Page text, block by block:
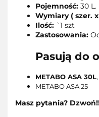
Pojemność: 30 L.
Wymiary ( szer.
Ilość: `1 szt
Zastosowania:
Pasują do
METABO ASA 30L,
METABO ASA 25
Masz pytania?